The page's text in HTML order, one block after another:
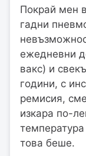
Покрай мен
гадни
ежедневни
вакс) и
години, с
ремисия,
изкара по-
това беше.